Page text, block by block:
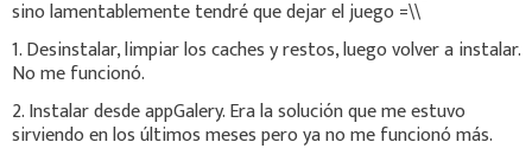
sino lamentablemente tendré que dejar el juego =\\
1. Desinstalar, limpiar los caches y restos, luego volver a instalar.
No me funcionó.
2. Instalar desde appGalery. Era la solución que me estuvo
sirviendo en los últimos meses pero ya no me funcionó más.